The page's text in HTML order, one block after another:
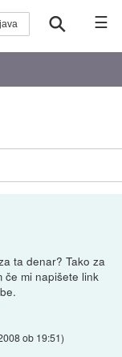
☰
ta denar? Tako za
mi napišete link
ob 19:51)